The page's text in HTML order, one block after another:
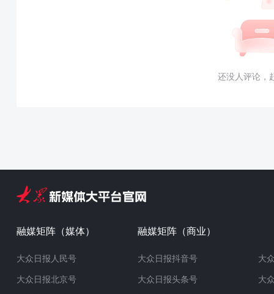
还没人评论，
融媒矩阵（媒体）
大众日报人民号
大众日报北京号
融媒矩阵（商业）
大众日报抖音号
大众日报头条号
大
大